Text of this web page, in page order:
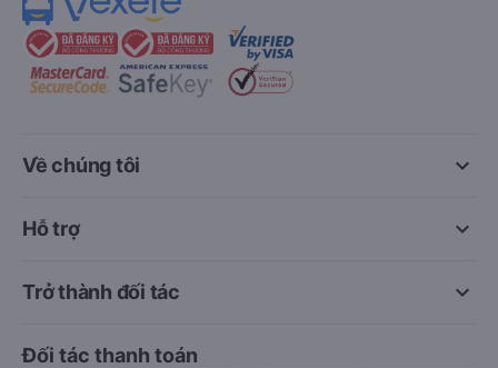
keyboard_arrow_down
Về chúng tôi
keyboard_arrow_down
Hỗ trợ
keyboard_arrow_down
Trở thành đối tác
Đối tác thanh toán